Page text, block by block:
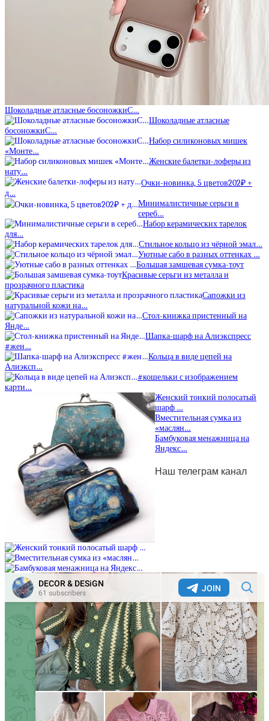
Шоколадные атласные босоножкиС…
Шоколадные атласные
босоножкиС…
Набор силиконовых мишек
«Монте…
Женские балетки-лоферы из
нату…
Очки-новинка, 5 цветов202₽ +
д…
Минималистичные серьги в
сереб…
Набор керамических тарелок
для…
Стильное кольцо из чёрной эмал…
Уютные сабо в разных оттенках …
Большая замшевая сумка-тоут
Красивые серьги из металла и
прозрачного пластика
Сапожки из
натуральной кожи на…
Стол-книжка пристенный на
Янде…
Шапка-шарф на Алиэкспресс
#жен…
Кольца в виде цепей на
Алиэксп…
#кошельки с изображением
карти…
Женский тонкий полосатый
шарф …
Вместительная сумка из
«маслян…
Бамбуковая менажница на
Яндекс…
Наш телеграм канал